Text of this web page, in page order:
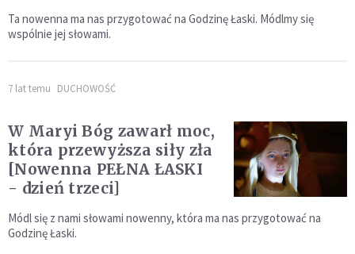
Ta nowenna ma nas przygotować na Godzinę Łaski. Módlmy się
wspólnie jej słowami.
7 lat temu DUCHOWOŚĆ
W Maryi Bóg zawarł moc,
która przewyższa siły zła
[Nowenna PEŁNA ŁASKI
- dzień trzeci]
Módl się z nami słowami nowenny, która ma nas przygotować na
Godzinę Łaski.